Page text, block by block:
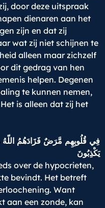
door deze uitspraak
dienaren aan het
zijn en dat zij
wat zij niet schijnen te
alleen maar zichzelf
dit gedrag van hen
helpen. Degenen
te kunnen nemen,
is alleen dat zij het
فِي قُلُوبِهِم مَّرَضٌ فَزَادَهُمُ اللّهُ
يَكْذِبُونَ
over de hypocrieten,
bevindt. Het betreft
Want
aan een zonde, kan